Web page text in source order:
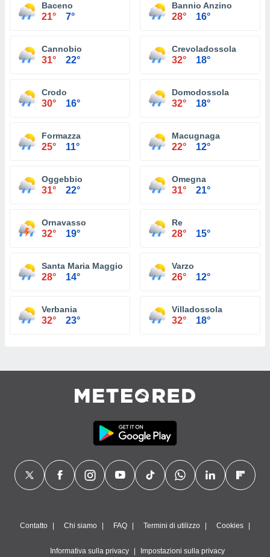
Baceno
21° 7°
Bannio Anzino
28° 16°
Cannobio
31° 22°
Crevoladossola
32° 18°
Crodo
30° 16°
Domodossola
32° 18°
Formazza
25° 11°
Macugnaga
22° 12°
Oggebbio
31° 22°
Omegna
31° 21°
Ornavasso
32° 19°
Re
28° 15°
Santa Maria Maggiore
28° 14°
Varzo
26° 12°
Verbania
32° 23°
Villadossola
32° 18°
Contatto Chi siamo FAQ Termini di utilizzo Cookies
Informativa sulla privacy Impostazioni sulla privacy